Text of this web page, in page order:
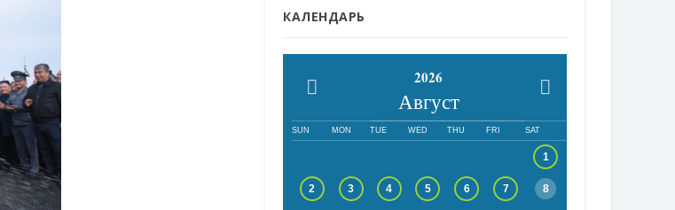
КАЛЕНДАРЬ
2026
Август
SUN MON TUE WED THU FRI SAT
1
2 3 4 5 6 7 8